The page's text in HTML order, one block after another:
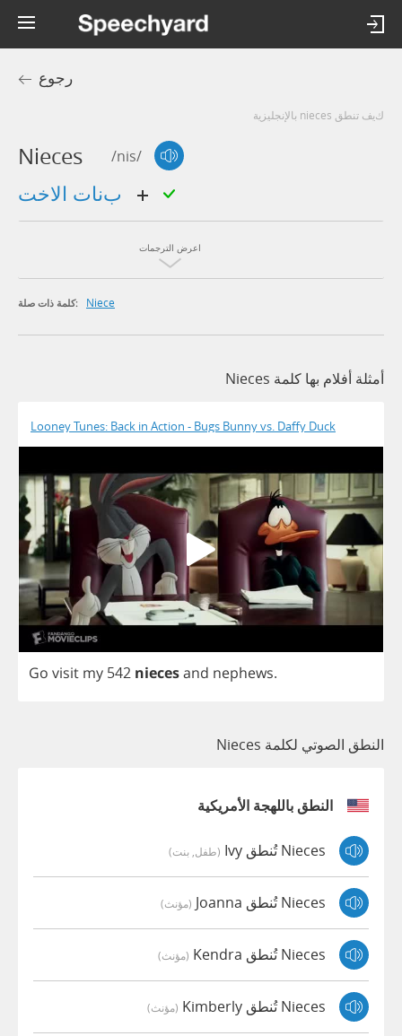
رجوع
كيف تنطق nieces بالإنجليزية
Nieces /nis/
اعرض الترجمات
كلمة ذات صلة: Niece
أمثلة أفلام بها كلمة Nieces
Looney Tunes: Back in Action - Bugs Bunny vs. Daffy Duck
Go visit my 542 niecesand nephews.
النطق الصوتي لكلمة Nieces
النطق باللهجة الأمريكية
Nieces تُنطق Ivy (طفل, بنت)
Nieces تُنطق Joanna (مؤنث)
Nieces تُنطق Kendra (مؤنث)
Nieces تُنطق Kimberly (مؤنث)